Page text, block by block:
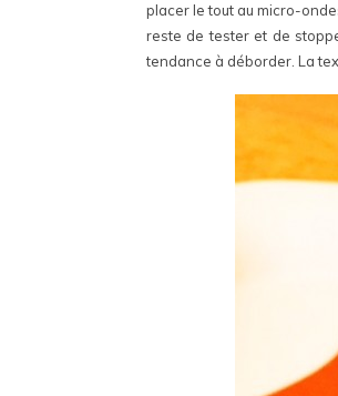
placer le tout au micro-
reste de tester et de
tendance à déborder. La